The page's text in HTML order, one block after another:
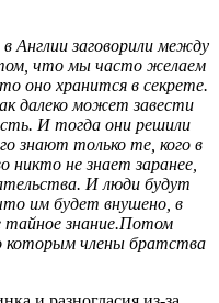
Англии заговорили между
что мы часто желаем
оно хранится в секрете.
далеко может завести
И тогда они решили
знают только те, кого в
никто не знает заранее,
И люди будут
им будет внушено, в
тайное знание.Потом
которым члены братства